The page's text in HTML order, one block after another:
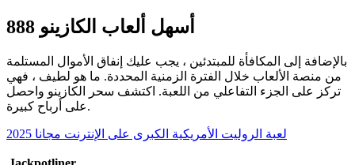
أسهل ألعاب الكازينو 888
بالإضافة إلى المكافأة للمبتدئين ، يجب عليك إنفاق الأموال المستلمة
من منصة الألعاب خلال الفترة الزمنية المحددة. ما هو لطيف ، فهي
تركز على الجزء التفاعلي من اللعبة. اكتشف سحر الكازينو واحصل
على أرباح كبيرة.
لعبة الروليت الأمريكية الكبرى على الإنترنت مجانا 2025